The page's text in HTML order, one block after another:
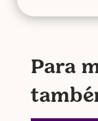
Para